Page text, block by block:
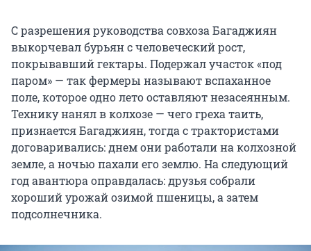
С разрешения руководства совхоза Багаджиян
выкорчевал бурьян с человеческий рост,
покрывавший гектары. Подержал участок «под
паром» — так фермеры называют вспаханное
поле, которое одно лето оставляют незасеянным.
Технику нанял в колхозе — чего греха таить,
признается Багаджиян, тогда с трактористами
договаривались: днем они работали на колхозной
земле, а ночью пахали его землю. На следующий
год авантюра оправдалась: друзья собрали
хороший урожай озимой пшеницы, а затем
подсолнечника.